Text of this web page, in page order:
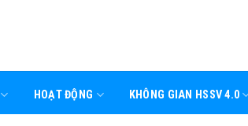
HOẠT ĐỘNG KHÔNG GIAN HSSV 4.0